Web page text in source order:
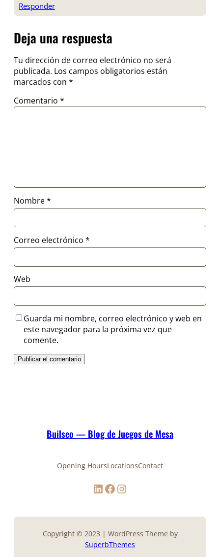
Responder
Deja una respuesta
Tu dirección de correo electrónico no será
publicada. Los campos obligatorios están
marcados con *
Comentario *
Nombre*
Correo electrónico *
Web
Guarda mi nombre, correo electrónico y web en
este navegador para la próxima vez que
comente.
Builseo — Blog de Juegos de Mesa
Opening HoursLocationsContact
LinkedIn Facebook Instagram
Copyright © 2023 | WordPress Theme by
SuperbThemes